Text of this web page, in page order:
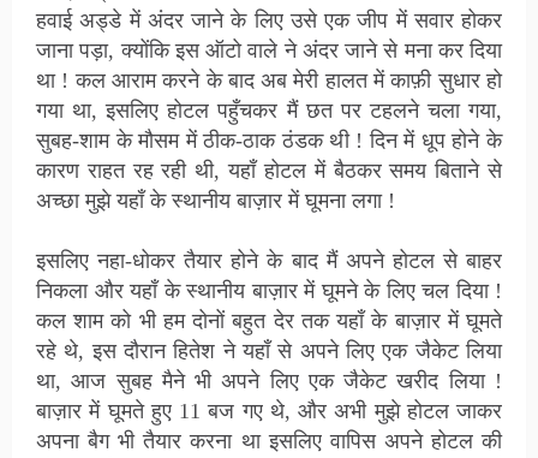
हवाई अड्डे में अंदर जाने के लिए उसे एक जीप में सवार होकर
जाना पड़ा, क्योंकि इस ऑटो वाले ने अंदर जाने से मना कर दिया
था ! कल आराम करने के बाद अब मेरी हालत में काफ़ी सुधार हो
गया था, इसलिए होटल पहुँचकर मैं छत पर टहलने चला गया,
सुबह-शाम के मौसम में ठीक-ठाक ठंडक थी ! दिन में धूप होने के
कारण राहत रह रही थी, यहाँ होटल में बैठकर समय बिताने से
अच्छा मुझे यहाँ के स्थानीय बाज़ार में घूमना लगा !
इसलिए नहा-धोकर तैयार होने के बाद मैं अपने होटल से बाहर
निकला और यहाँ के स्थानीय बाज़ार में घूमने के लिए चल दिया !
कल शाम को भी हम दोनों बहुत देर तक यहाँ के बाज़ार में घूमते
रहे थे, इस दौरान हितेश ने यहाँ से अपने लिए एक जैकेट लिया
था, आज सुबह मैने भी अपने लिए एक जैकेट खरीद लिया !
बाज़ार में घूमते हुए 11 बज गए थे, और अभी मुझे होटल जाकर
अपना बैग भी तैयार करना था इसलिए वापिस अपने होटल की